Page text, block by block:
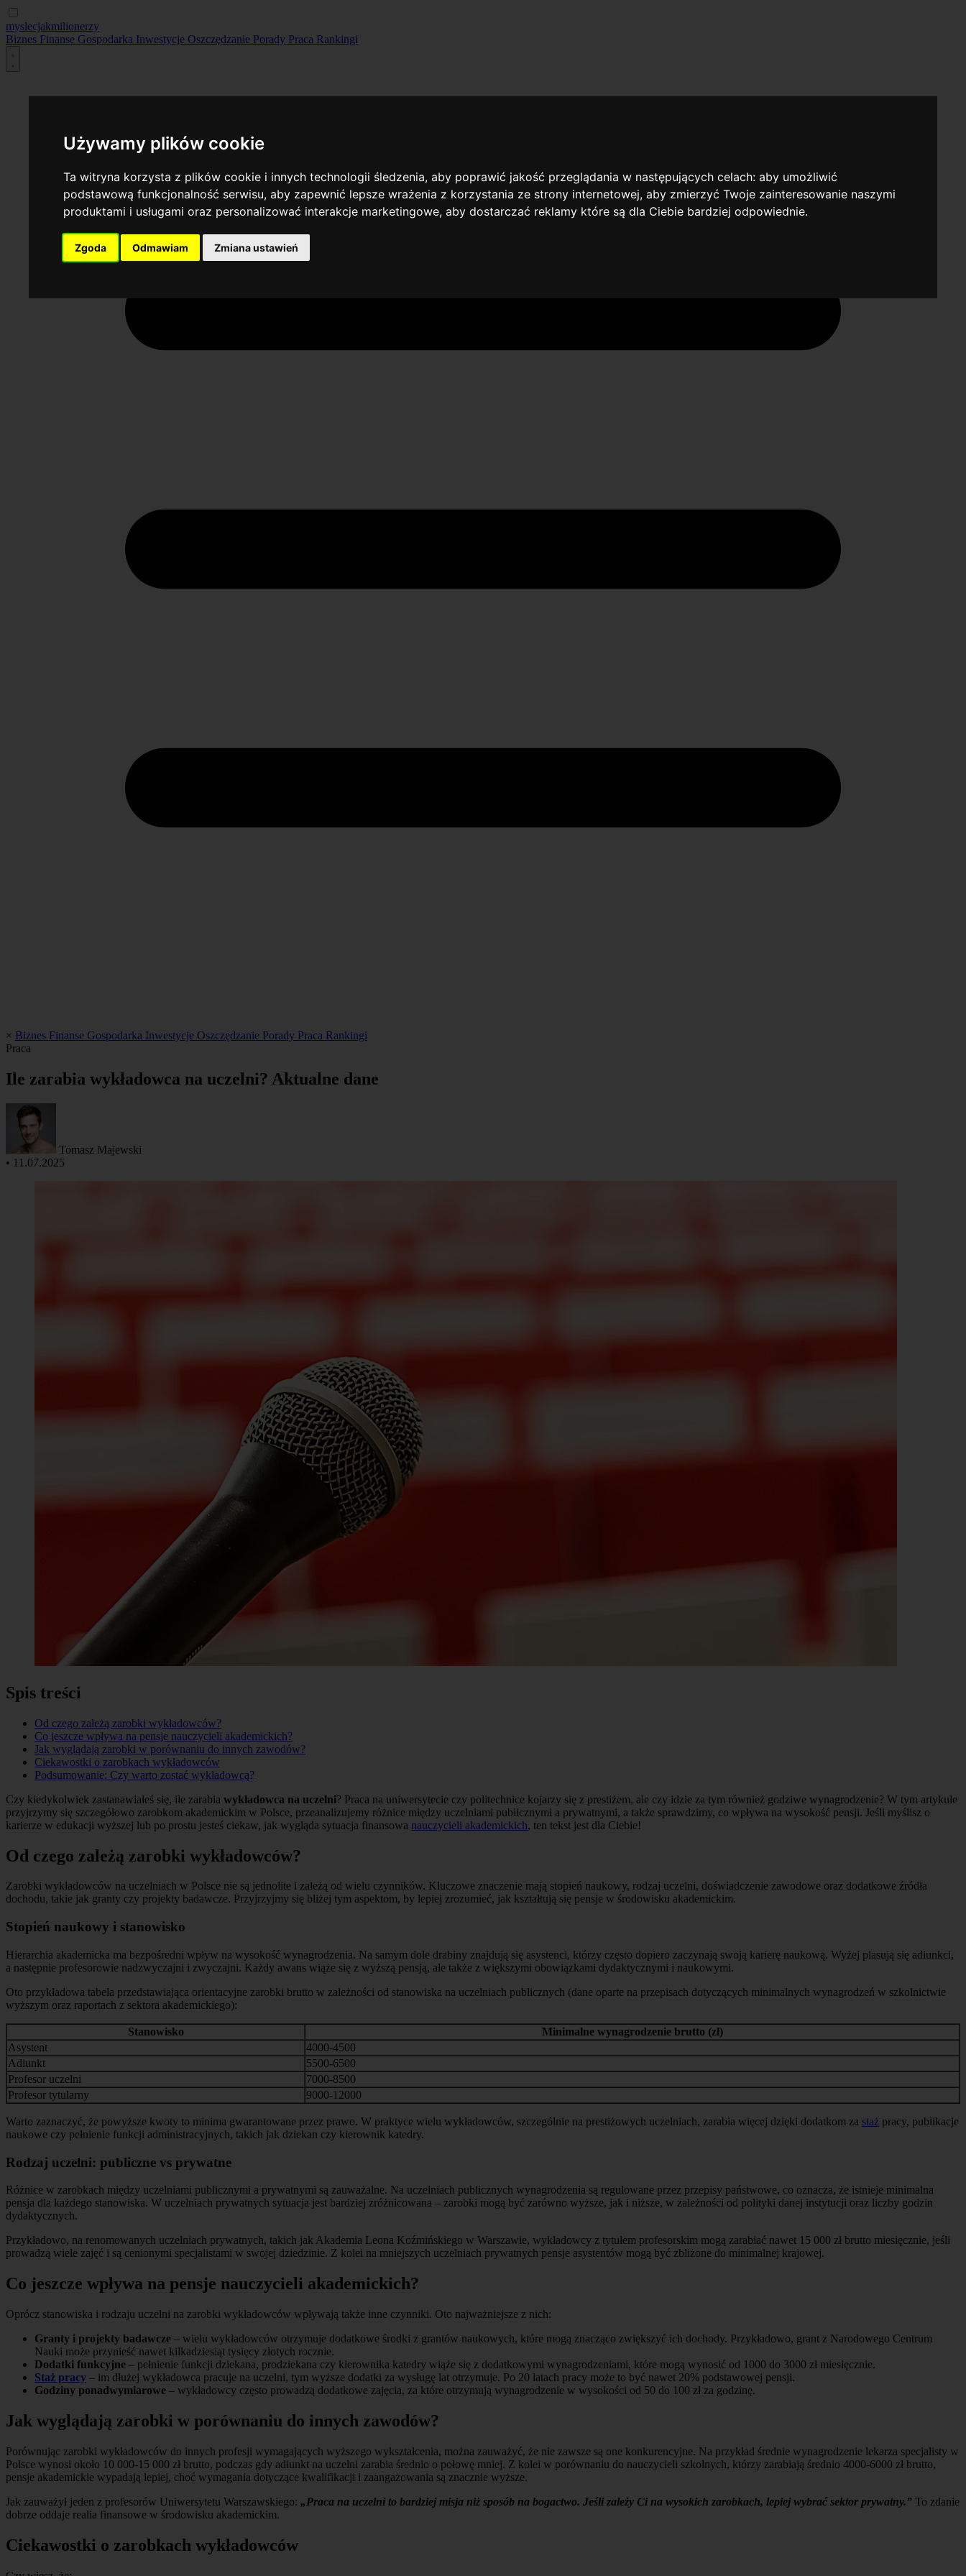
Używamy plików cookie
Ta witryna korzysta z plików cookie i innych technologii śledzenia, aby poprawić jakość przeglądania w następujących celach:aby umożliwić
podstawową funkcjonalność serwisu,aby zapewnić lepsze wrażenia z korzystania ze strony internetowej,aby zmierzyć Twoje zainteresowanie naszymi
produktami i usługami oraz personalizować interakcje marketingowe,aby dostarczać reklamy które są dla Ciebie bardziej odpowiednie.
Zgoda Odmawiam Zmiana ustawień
myslecjakmilionerzy
Biznes Finanse Gospodarka Inwestycje Oszczędzanie Porady Praca Rankingi
× Biznes Finanse Gospodarka Inwestycje Oszczędzanie Porady Praca Rankingi
Praca
Ile zarabia wykładowca na uczelni? Aktualne dane
Tomasz Majewski
• 11.07.2025
Spis treści
Od czego zależą zarobki wykładowców?
Co jeszcze wpływa na pensje nauczycieli akademickich?
Jak wyglądają zarobki w porównaniu do innych zawodów?
Ciekawostki o zarobkach wykładowców
Podsumowanie: Czy warto zostać wykładowcą?
Czy kiedykolwiek zastanawiałeś się, ile zarabia wykładowca na uczelni? Praca na uniwersytecie czy politechnice kojarzy się z prestiżem, ale czy idzie za tym również godziwe wynagrodzenie? W tym artykule
przyjrzymy się szczegółowo zarobkom akademickim w Polsce, przeanalizujemy różnice między uczelniami publicznymi a prywatnymi, a także sprawdzimy, co wpływa na wysokość pensji. Jeśli myślisz o
karierze w edukacji wyższej lub po prostu jesteś ciekaw, jak wygląda sytuacja finansowa nauczycieli akademickich, ten tekst jest dla Ciebie!
Od czego zależą zarobki wykładowców?
Zarobki wykładowców na uczelniach w Polsce nie są jednolite i zależą od wielu czynników. Kluczowe znaczenie mają stopień naukowy, rodzaj uczelni, doświadczenie zawodowe oraz dodatkowe źródła
dochodu, takie jak granty czy projekty badawcze. Przyjrzyjmy się bliżej tym aspektom, by lepiej zrozumieć, jak kształtują się pensje w środowisku akademickim.
Stopień naukowy i stanowisko
Hierarchia akademicka ma bezpośredni wpływ na wysokość wynagrodzenia. Na samym dole drabiny znajdują się asystenci, którzy często dopiero zaczynają swoją karierę naukową. Wyżej plasują się adiunkci,
a następnie profesorowie nadzwyczajni i zwyczajni. Każdy awans wiąże się z wyższą pensją, ale także z większymi obowiązkami dydaktycznymi i naukowymi.
Oto przykładowa tabela przedstawiająca orientacyjne zarobki brutto w zależności od stanowiska na uczelniach publicznych (dane oparte na przepisach dotyczących minimalnych wynagrodzeń w szkolnictwie
wyższym oraz raportach z sektora akademickiego):
Stanowisko
Minimalne wynagrodzenie brutto (zł)
Asystent
4000-4500
Adiunkt
5500-6500
Profesor uczelni
7000-8500
Profesor tytularny
9000-12000
Warto zaznaczyć, że powyższe kwoty to minima gwarantowane przez prawo. W praktyce wielu wykładowców, szczególnie na prestiżowych uczelniach, zarabia więcej dzięki dodatkom za staż pracy, publikacje
naukowe czy pełnienie funkcji administracyjnych, takich jak dziekan czy kierownik katedry.
Rodzaj uczelni: publiczne vs prywatne
Różnice w zarobkach między uczelniami publicznymi a prywatnymi są zauważalne. Na uczelniach publicznych wynagrodzenia są regulowane przez przepisy państwowe, co oznacza, że istnieje minimalna
pensja dla każdego stanowiska. W uczelniach prywatnych sytuacja jest bardziej zróżnicowana – zarobki mogą być zarówno wyższe, jak i niższe, w zależności od polityki danej instytucji oraz liczby godzin
dydaktycznych.
Przykładowo, na renomowanych uczelniach prywatnych, takich jak Akademia Leona Koźmińskiego w Warszawie, wykładowcy z tytułem profesorskim mogą zarabiać nawet 15 000 zł brutto miesięcznie, jeśli
prowadzą wiele zajęć i są cenionymi specjalistami w swojej dziedzinie. Z kolei na mniejszych uczelniach prywatnych pensje asystentów mogą być zbliżone do minimalnej krajowej.
Co jeszcze wpływa na pensje nauczycieli akademickich?
Oprócz stanowiska i rodzaju uczelni na zarobki wykładowców wpływają także inne czynniki. Oto najważniejsze z nich:
Granty i projekty badawcze – wielu wykładowców otrzymuje dodatkowe środki z grantów naukowych, które mogą znacząco zwiększyć ich dochody. Przykładowo, grant z Narodowego Centrum
Nauki może przynieść nawet kilkadziesiąt tysięcy złotych rocznie.
Dodatki funkcyjne – pełnienie funkcji dziekana, prodziekana czy kierownika katedry wiąże się z dodatkowymi wynagrodzeniami, które mogą wynosić od 1000 do 3000 zł miesięcznie.
Staż pracy – im dłużej wykładowca pracuje na uczelni, tym wyższe dodatki za wysługę lat otrzymuje. Po 20 latach pracy może to być nawet 20% podstawowej pensji.
Godziny ponadwymiarowe – wykładowcy często prowadzą dodatkowe zajęcia, za które otrzymują wynagrodzenie w wysokości od 50 do 100 zł za godzinę.
Jak wyglądają zarobki w porównaniu do innych zawodów?
Porównując zarobki wykładowców do innych profesji wymagających wyższego wykształcenia, można zauważyć, że nie zawsze są one konkurencyjne. Na przykład średnie wynagrodzenie lekarza specjalisty w
Polsce wynosi około 10 000-15 000 zł brutto, podczas gdy adiunkt na uczelni zarabia średnio o połowę mniej. Z kolei w porównaniu do nauczycieli szkolnych, którzy zarabiają średnio 4000-6000 zł brutto,
pensje akademickie wypadają lepiej, choć wymagania dotyczące kwalifikacji i zaangażowania są znacznie wyższe.
Jak zauważył jeden z profesorów Uniwersytetu Warszawskiego: „Praca na uczelni to bardziej misja niż sposób na bogactwo. Jeśli zależy Ci na wysokich zarobkach, lepiej wybrać sektor prywatny.” To zdanie
dobrze oddaje realia finansowe w środowisku akademickim.
Ciekawostki o zarobkach wykładowców